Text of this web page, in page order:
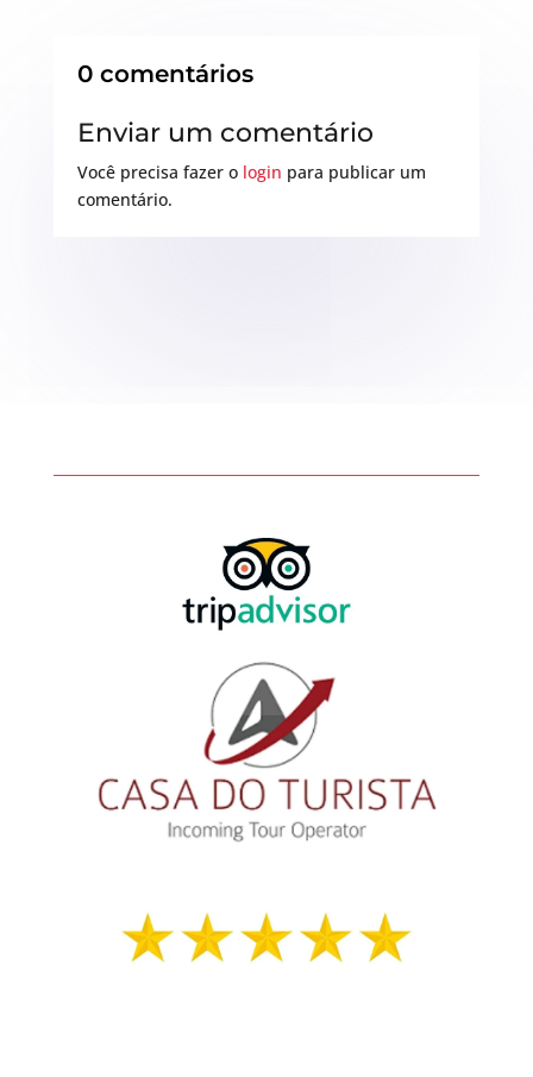
0 comentários
Enviar um comentário
Você precisa fazer o login para publicar um
comentário.